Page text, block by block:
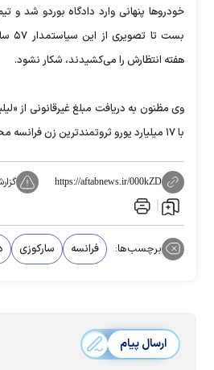
خودرو‌ها پنهانی وارد دادگاه بوردو شد و
بست
هفته انتظارش را می‌کشیدند، شکار نشود.
با ۱۷ میلیارد یورو ثروتمند‌ترین زن فرانسه محسوب می‌شود.
https://aftabnews.ir/000kZD
برچسب‌ها: فرانسه سارکوزی
ارسال پیام